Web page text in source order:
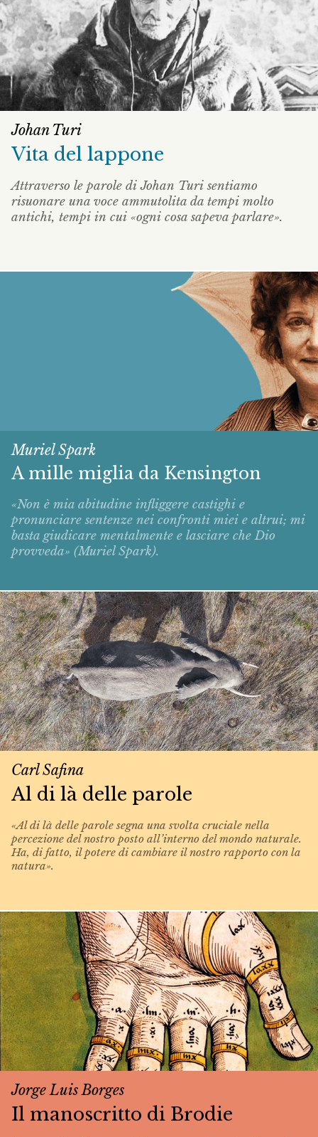
Johan Turi
Vita del lappone
Attraverso le parole di Johan Turi sentiamo
risuonare una voce ammutolita da tempi molto
antichi, tempi in cui «ogni cosa sapeva parlare».
Muriel Spark
A mille miglia da Kensington
«Non è mia abitudine infliggere castighi e
pronunciare sentenze nei confronti miei e altrui; mi
basta giudicare mentalmente e lasciare che Dio
provveda» (Muriel Spark).
Carl Safina
Al di là delle parole
«Al di là delle parole segna una svolta cruciale nella
percezione del nostro posto all’interno del mondo naturale.
Ha, di fatto, il potere di cambiare il nostro rapporto con la
natura».
Jorge Luis Borges
Il manoscritto di Brodie